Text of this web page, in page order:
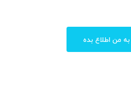
من اطلاع بده